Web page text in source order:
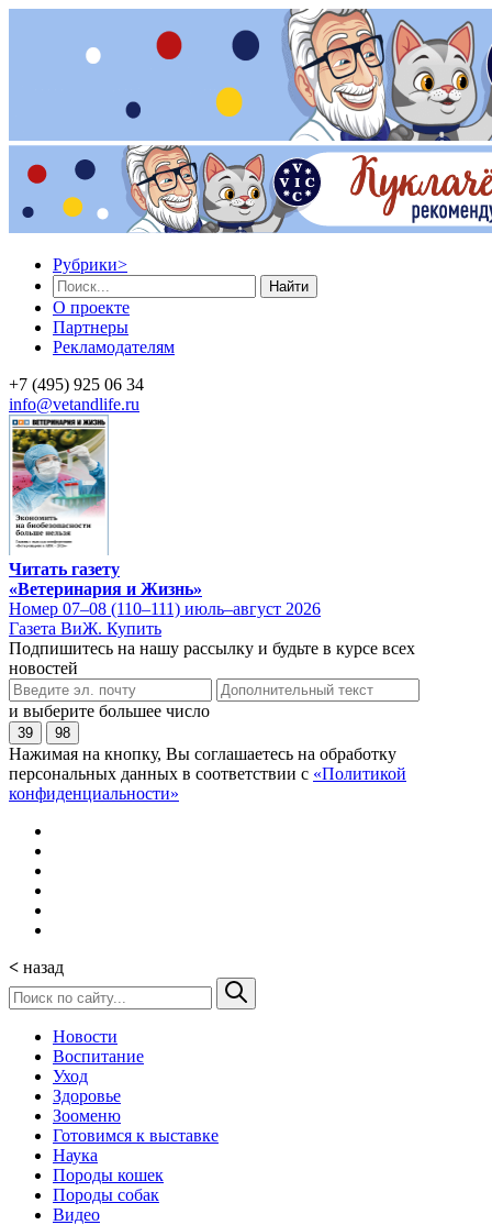
Рубрики>
Найти
О проекте
Партнеры
Рекламодателям
+7 (495) 925 06 34
info@vetandlife.ru
Читать газету
«Ветеринария и Жизнь»
Номер 07–08 (110–111) июль–август 2026
Газета ВиЖ. Купить
Подпишитесь на нашу рассылку и будьте в курсе всех
новостей
и выберите большее число
39 98
Нажимая на кнопку, Вы соглашаетесь на обработку
персональных данных в соответствии с «Политикой
конфиденциальности»
< назад
Новости
Воспитание
Уход
Здоровье
Зооменю
Готовимся к выставке
Наука
Породы кошек
Породы собак
Видео